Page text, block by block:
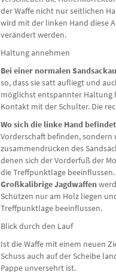
der Waffe nicht nur seitlichen
wird mit der linken Hand diese
verändert werden.
Haltung annehmen
Bei einer normalen
so, dass sie satt aufliegt und
möglichst entspannter Haltung
Kontakt mit der Schulter. Die
Wo sich die linke Hand
Vorderschaft befinden,
zusammendrücken des
denen sich der Vorderfuß der
die Treffpunktlage beeinflussen.
Großkalibrige Jagdwaffen
Schützen nur am Holz liegen
Treffpunktlage beeinflussen.
Blick durch den Lauf
Ist die Waffe mit einem neuen
Schuss auch auf der Scheibe
Pappe unversehrt ist.